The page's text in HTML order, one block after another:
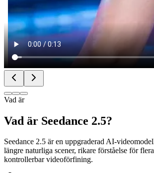
Vad är
Vad är Seedance 2.5?
Seedance 2.5 är en uppgraderad AI-
längre naturliga scener, rikare förståelse för
kontrollerbar videoförfining.